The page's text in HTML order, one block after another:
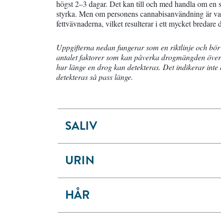
högst 2–3 dagar. Det kan till och med handla om en
styrka. Men om personens cannabisanvändning är
fettvävnaderna, vilket resulterar i ett mycket
Uppgifterna nedan fungerar som en riktlinje och
antalet faktorer som kan påverka drogmängden
hur länge en drog kan detekteras. Det indikerar
detekteras så pass länge.
SALIV
URIN
HÅR